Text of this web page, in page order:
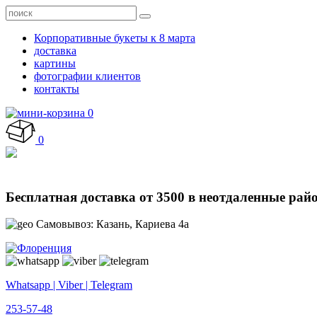
Корпоративные букеты к 8 марта
доставка
картины
фотографии клиентов
контакты
0
0
Бесплатная доставка от 3500 в неотдаленные
Самовывоз: Казань, Кариева 4а
Whatsapp | Viber | Telegram
253-57-48